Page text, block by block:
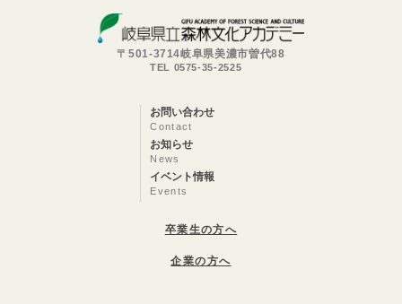
〒501-3714岐阜県美濃市曽代88
TEL 0575-35-2525
お問い合わせ
Contact
お知らせ
News
イベント情報
Events
卒業生の方へ
企業の方へ